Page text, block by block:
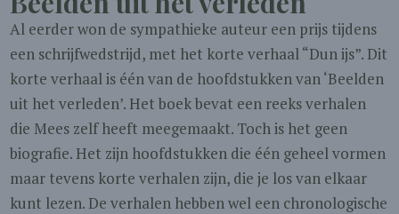
Al eerder won de sympathieke auteur een prijs tijdens
een schrijfwedstrijd, met het korte verhaal “Dun ijs”. Dit
korte verhaal is één van de hoofdstukken van ‘Beelden
uit het verleden’. Het boek bevat een reeks verhalen
die Mees zelf heeft meegemaakt. Toch is het geen
biografie. Het zijn hoofdstukken die één geheel vormen
maar tevens korte verhalen zijn, die je los van elkaar
kunt lezen. De verhalen hebben wel een chronologische